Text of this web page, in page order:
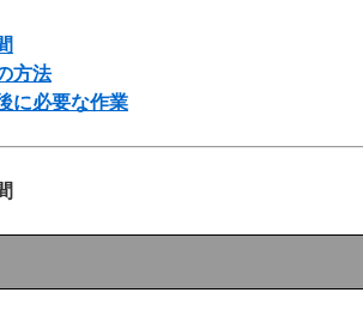
方法
に必要な作業